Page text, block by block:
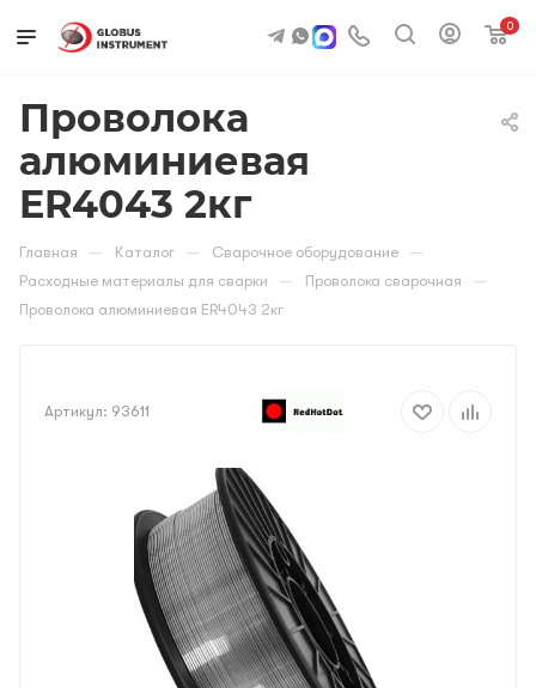
0
Проволока
алюминиевая
ER4043 2кг
Главная — Каталог — Сварочное оборудование —
Расходные материалы для сварки — Проволока сварочная —
Проволока алюминиевая ER4043 2кг
Артикул: 93611